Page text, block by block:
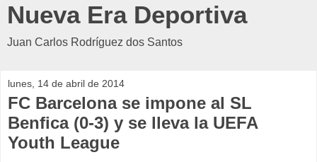
Nueva Era Deportiva
Juan Carlos Rodríguez dos Santos
lunes, 14 de abril de 2014
FC Barcelona se impone al SL
Benfica (0-3) y se lleva la UEFA
Youth League